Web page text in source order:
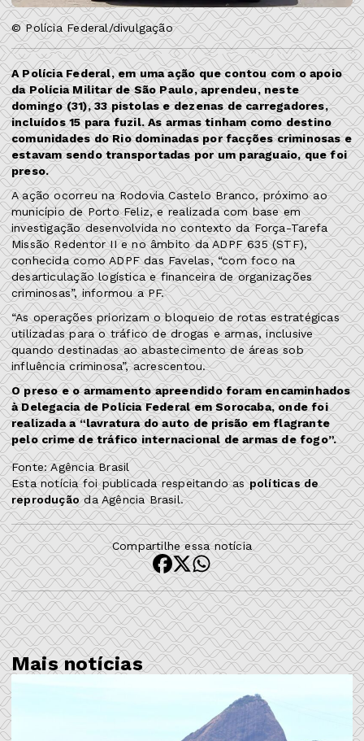
© Polícia Federal/divulgação
A Polícia Federal, em uma ação que contou com o apoio
da Polícia Militar de São Paulo, aprendeu, neste
domingo (31), 33 pistolas e dezenas de carregadores,
incluídos 15 para fuzil. As armas tinham como destino
comunidades do Rio dominadas por facções criminosas e
estavam sendo transportadas por um paraguaio, que foi
preso.
A ação ocorreu na Rodovia Castelo Branco, próximo ao
município de Porto Feliz, e realizada com base em
investigação desenvolvida no contexto da Força-Tarefa
Missão Redentor II e no âmbito da ADPF 635 (STF),
conhecida como ADPF das Favelas, “com foco na
desarticulação logística e financeira de organizações
criminosas”, informou a PF.
“As operações priorizam o bloqueio de rotas estratégicas
utilizadas para o tráfico de drogas e armas, inclusive
quando destinadas ao abastecimento de áreas sob
influência criminosa”, acrescentou.
O preso e o armamento apreendido foram encaminhados
à Delegacia de Polícia Federal em Sorocaba, onde foi
realizada a “lavratura do auto de prisão em flagrante
pelo crime de tráfico internacional de armas de fogo”.
Fonte: Agência Brasil
Esta notícia foi publicada respeitando aspolíticas de
reproduçãoda Agência Brasil.
Compartilhe essa notícia
Mais notícias